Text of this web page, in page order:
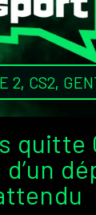
2, CS2,
quitte